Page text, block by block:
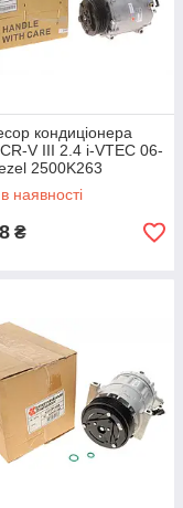
кондиціонера
V III 2.4 i-VTEC 06-
2500K263
наявності
₴